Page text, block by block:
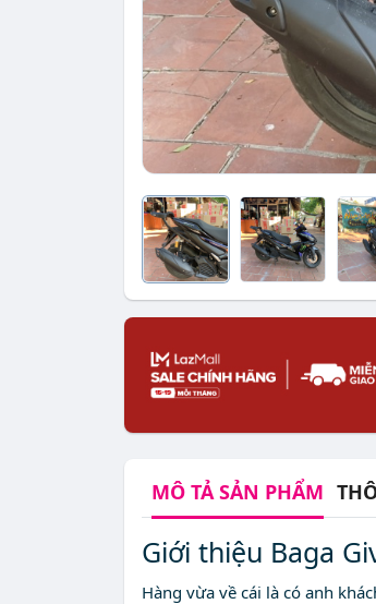
MÔ TẢSẢN PHẨM
Giới thiệu Baga
Hàng vừa về cái là có anh